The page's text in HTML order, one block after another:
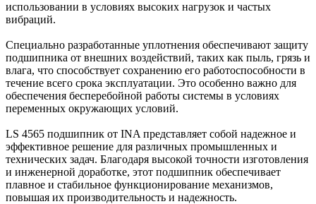
использовании в условиях высоких нагрузок и частых
вибраций.
Специально разработанные уплотнения обеспечивают защиту
подшипника от внешних воздействий, таких как пыль, грязь и
влага, что способствует сохранению его работоспособности в
течение всего срока эксплуатации. Это особенно важно для
обеспечения бесперебойной работы системы в условиях
переменных окружающих условий.
LS 4565 подшипник от INA представляет собой надежное и
эффективное решение для различных промышленных и
технических задач. Благодаря высокой точности изготовления
и инженерной доработке, этот подшипник обеспечивает
плавное и стабильное функционирование механизмов,
повышая их производительность и надежность.